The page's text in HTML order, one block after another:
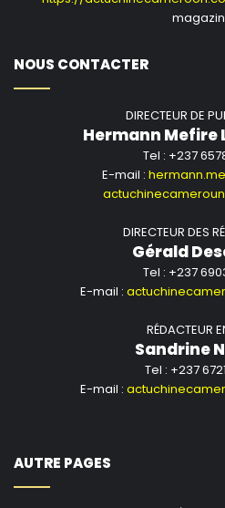
NOUS CONTACTER
DIRECTEUR DE
Hermann Mefire
Tel : +237
E-mail :
DIRECTEUR DES
Gérald
Tel : +237
E-mail :
RÉDACTEUR
Sandrine
Tel : +237
E-mail :
AUTRE PAGES